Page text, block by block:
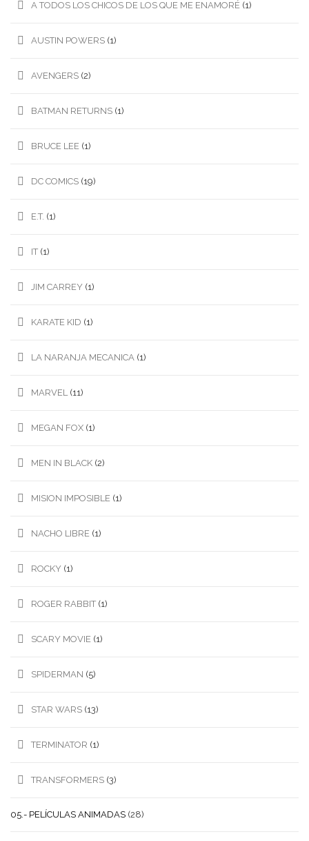
A TODOS LOS CHICOS DE LOS QUE ME ENAMORÉ (1)
AUSTIN POWERS (1)
AVENGERS (2)
BATMAN RETURNS (1)
BRUCE LEE (1)
DC COMICS (19)
E.T. (1)
IT (1)
JIM CARREY (1)
KARATE KID (1)
LA NARANJA MECANICA (1)
MARVEL (11)
MEGAN FOX (1)
MEN IN BLACK (2)
MISION IMPOSIBLE (1)
NACHO LIBRE (1)
ROCKY (1)
ROGER RABBIT (1)
SCARY MOVIE (1)
SPIDERMAN (5)
STAR WARS (13)
TERMINATOR (1)
TRANSFORMERS (3)
05.- PELÍCULAS ANIMADAS (28)